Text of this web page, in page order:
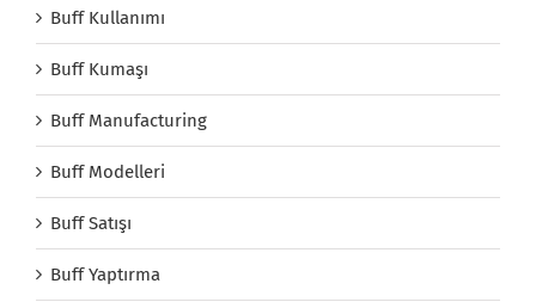
Buff Kullanımı
Buff Kumaşı
Buff Manufacturing
Buff Modelleri
Buff Satışı
Buff Yaptırma